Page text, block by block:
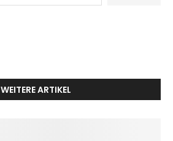
WEITERE ARTIKEL